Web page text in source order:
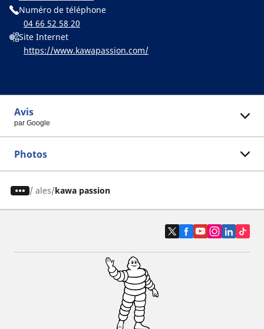
Numéro de téléphone
04 66 52 58 20
Site Internet
https://www.kawapassion.com/
Avis
par Google
Photos
/ ales kawa passion